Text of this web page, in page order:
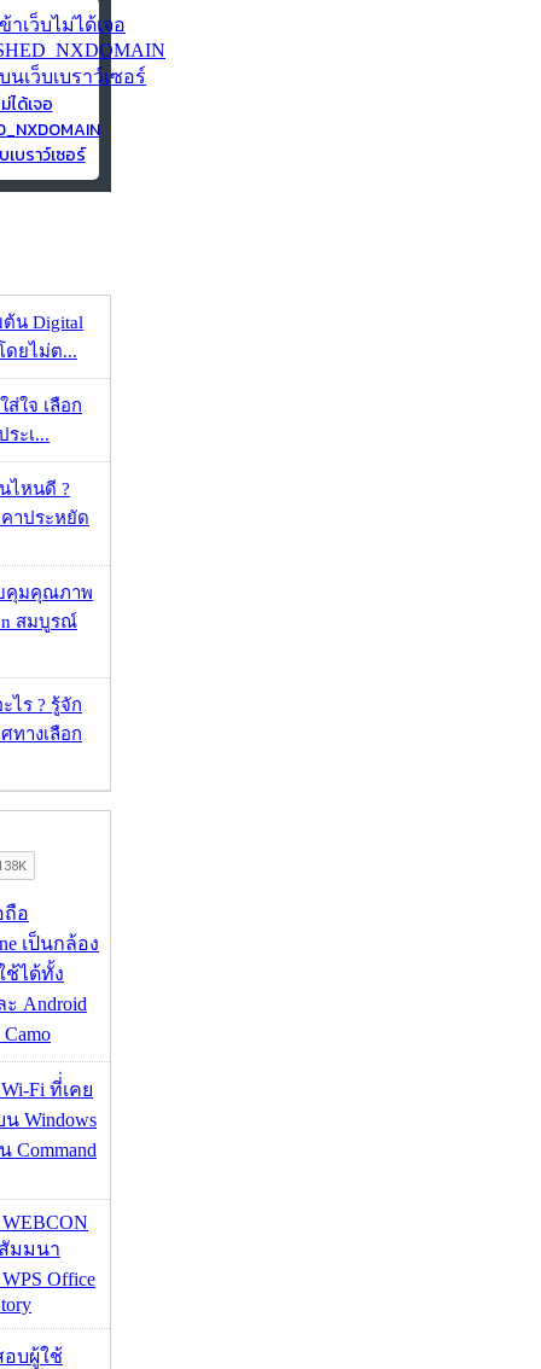
ได้เจอ
บราว์เซอร์
ต้น Digital
ดยไม่ต...
ส่ใจ เลือก
ระเ...
ไหนดี ?
าประหยัด
คุมคุณภาพ
สมบูรณ์
ไร ? รู้จัก
ทางเลือก
ถือ
เป็นกล้อง
ช้ได้ทั้ง
ะ Android
Fi ที่่เคย
Windows
Command
WEBCON
มมนา
Office
อบผู้ใช้